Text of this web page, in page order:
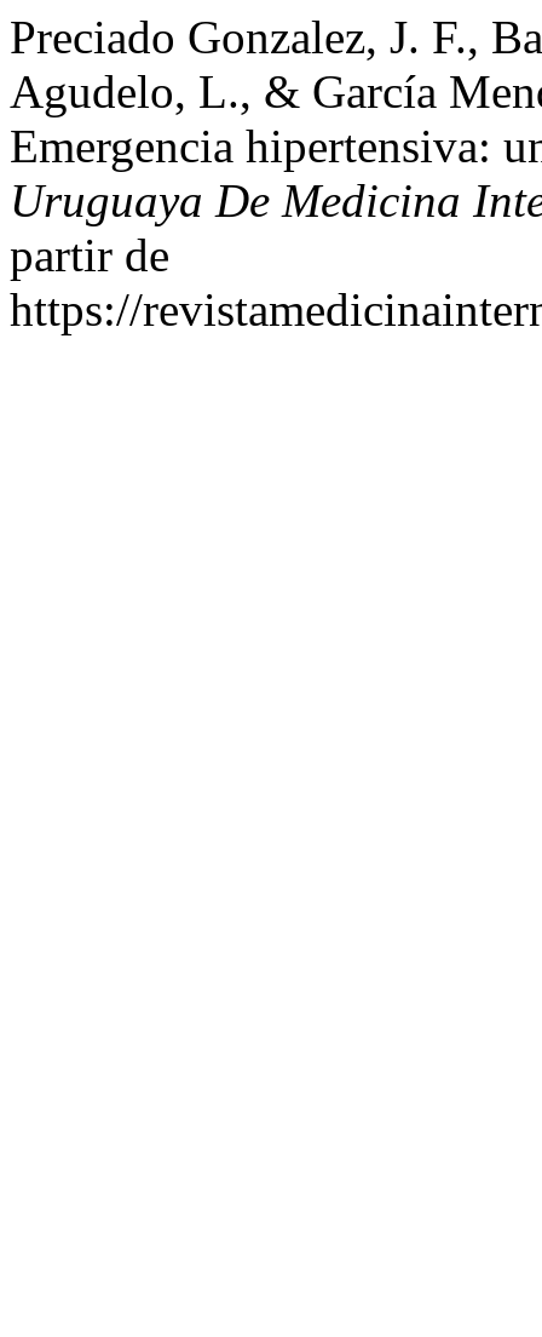
Preciado Gonzalez, J. F.,
Agudelo, L., & García
Emergencia hipertensiva:
Uruguaya De Medicina
partir de
https://